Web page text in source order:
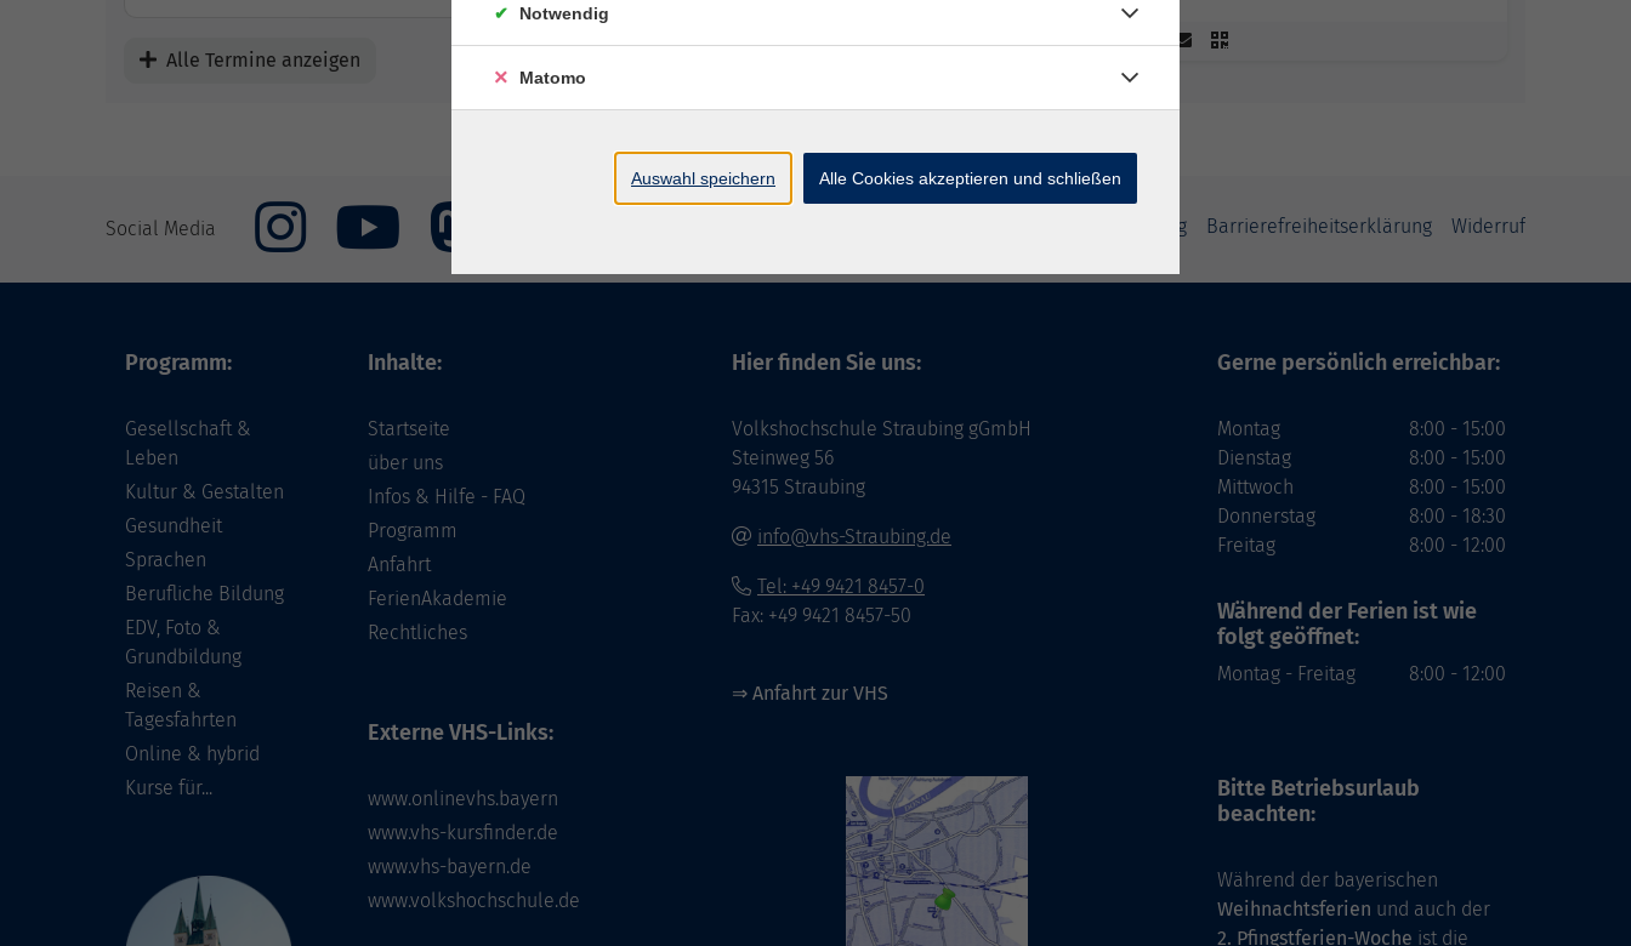
Alle Termine anzeigen
Social Media Datenschutzerklärung Barrierefreiheitserklärung Widerruf
Programm:
Gesellschaft &
Leben
Kultur & Gestalten
Gesundheit
Sprachen
Berufliche Bildung
EDV, Foto &
Grundbildung
Reisen &
Tagesfahrten
Online & hybrid
Kurse für...
Inhalte:
Startseite
über uns
Infos & Hilfe - FAQ
Programm
Anfahrt
FerienAkademie
Rechtliches
Externe VHS-Links:
www.onlinevhs.bayern
www.vhs-kursfinder.de
www.vhs-bayern.de
www.volkshochschule.de
Hier finden Sie uns:
Volkshochschule Straubing gGmbH
Steinweg 56
94315 Straubing
info@vhs-Straubing.de
Tel: +49 9421 8457-0
Fax: +49 9421 8457-50
⇒ Anfahrt zur VHS
Gerne persönlich erreichbar:
Montag
Dienstag
Mittwoch
Donnerstag
Freitag
8:00 - 15:00
8:00 - 15:00
8:00 - 15:00
8:00 - 18:30
8:00 - 12:00
Während der Ferien ist wie
folgt geöffnet:
Montag - Freitag 8:00 - 12:00
Bitte Betriebsurlaub
beachten:
Während der bayerischen
Weihnachtsferien und auch der
2. Pfingstferien-Woche ist die
Notwendig
Matomo
Auswahl speichern Alle Cookies akzeptieren und schließen